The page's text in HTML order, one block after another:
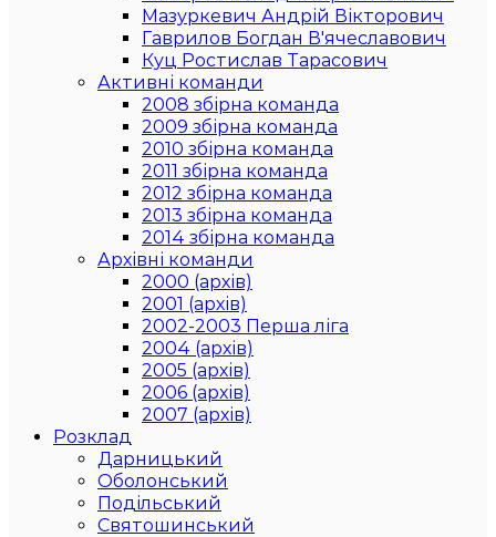
Мазуркевич Андрій Вікторович
Гаврилов Богдан В'ячеславович
Куц Ростислав Тарасович
Активні команди
2008 збірна команда
2009 збірна команда
2010 збірна команда
2011 збірна команда
2012 збірна команда
2013 збірна команда
2014 збірна команда
Архівні команди
2000 (архів)
2001 (архів)
2002-2003 Перша ліга
2004 (архів)
2005 (архів)
2006 (архів)
2007 (архів)
Розклад
Дарницький
Оболонський
Подільський
Святошинський